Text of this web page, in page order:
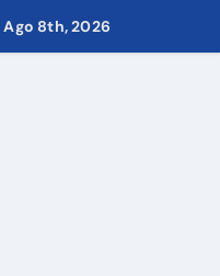
Ago 8th, 2026